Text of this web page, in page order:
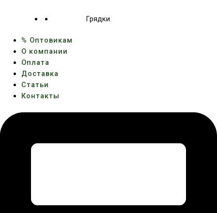
Грядки
% Оптовикам
О компании
Оплата
Доставка
Статьи
Контакты